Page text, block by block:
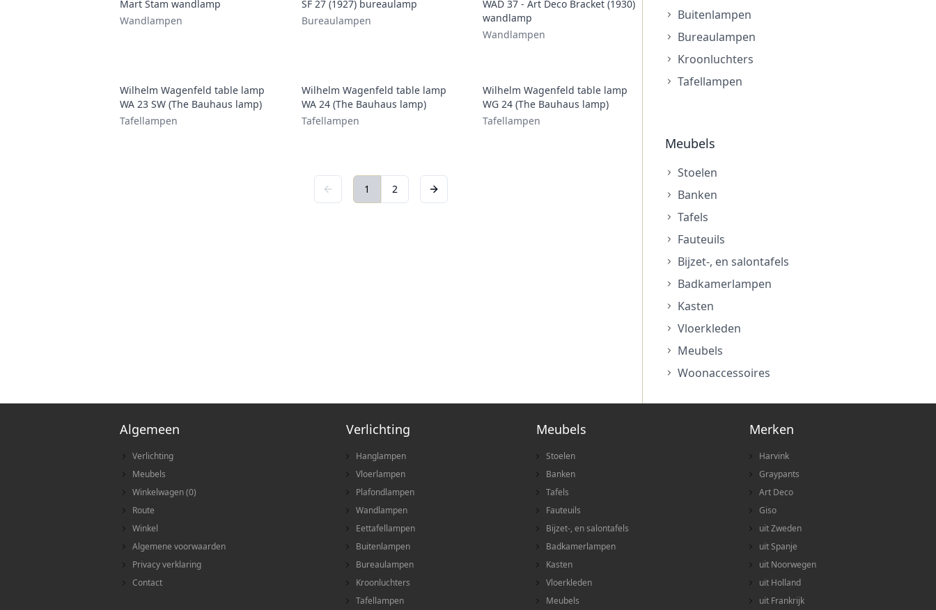
Mart Stam wandlamp
Wandlampen
SF 27 (1927) bureaulamp
Bureaulampen
WAD 37 - Art Deco Bracket (1930)
wandlamp
Wandlampen
Wilhelm Wagenfeld table lamp
WA 23 SW (The Bauhaus lamp)
Tafellampen
Wilhelm Wagenfeld table lamp
WA 24 (The Bauhaus lamp)
Tafellampen
Wilhelm Wagenfeld table lamp
WG 24 (The Bauhaus lamp)
Tafellampen
1 2
Buitenlampen
Bureaulampen
Kroonluchters
Tafellampen
Meubels
Stoelen
Banken
Tafels
Fauteuils
Bijzet-, en salontafels
Badkamerlampen
Kasten
Vloerkleden
Meubels
Woonaccessoires
Algemeen
Verlichting
Meubels
Winkelwagen(0)
Route
Winkel
Algemene voorwaarden
Privacy verklaring
Contact
Verlichting
Hanglampen
Vloerlampen
Plafondlampen
Wandlampen
Eettafellampen
Buitenlampen
Bureaulampen
Kroonluchters
Tafellampen
Meubels
Stoelen
Banken
Tafels
Fauteuils
Bijzet-, en salontafels
Badkamerlampen
Kasten
Vloerkleden
Meubels
Merken
Harvink
Graypants
Art Deco
Giso
uit Zweden
uit Spanje
uit Noorwegen
uit Holland
uit Frankrijk